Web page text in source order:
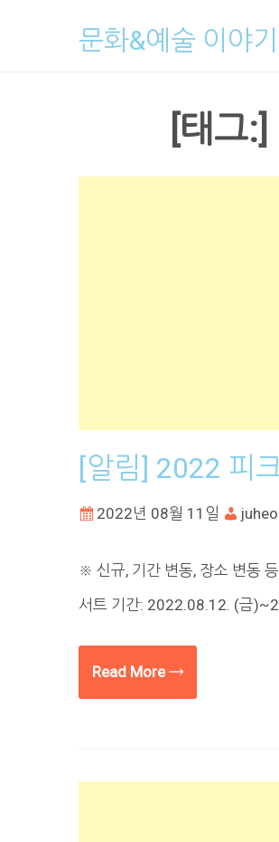
문화&예술 이야기
[태그:]
[알림] 2022 피
2022년 08월 11일
※ 신규, 기간 변동, 장소 변동
서트 기간: 2022.08.12. (금
Read More →